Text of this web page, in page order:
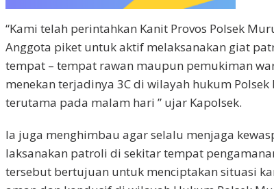
“Kami telah perintahkan Kanit Provos Polsek
Anggota piket untuk aktif melaksanakan giat
tempat – tempat rawan maupun pemukiman
menekan terjadinya 3C di wilayah hukum
terutama pada malam hari ” ujar Kapolsek.
Ia juga menghimbau agar selalu menjaga
laksanakan patroli di sekitar tempat
tersebut bertujuan untuk menciptakan situasi